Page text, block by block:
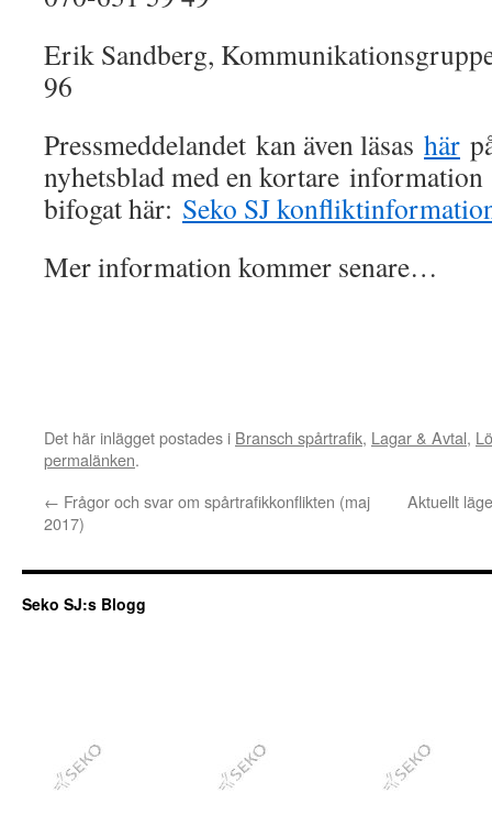
Erik Sandberg,
96
Pressmeddelandet kan även läsas här
nyhetsblad med en kortare information
bifogat här: Seko SJ
Mer information kommer senare…
Det här inlägget postades i Bransch spårtrafik, Lagar & Avtal,
permalänken.
← Frågor och svar om spårtrafikkonflikten (maj
2017)
Aktuellt
Seko SJ:s Blogg